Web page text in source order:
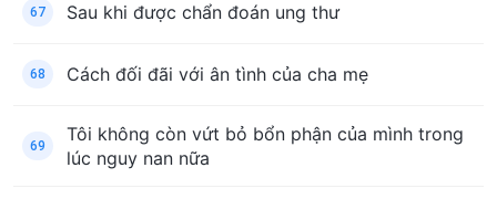
67 Sau khi được chẩn đoán ung thư
68 Cách đối đãi với ân tình của cha mẹ
69
Tôi không còn vứt bỏ bổn phận của mình trong
lúc nguy nan nữa